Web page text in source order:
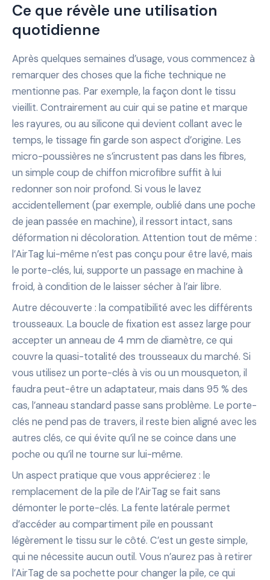
Ce que révèle une utilisation
quotidienne
Après quelques semaines d’usage, vous commencez à
remarquer des choses que la fiche technique ne
mentionne pas. Par exemple, la façon dont le tissu
vieillit. Contrairement au cuir qui se patine et marque
les rayures, ou au silicone qui devient collant avec le
temps, le tissage fin garde son aspect d’origine. Les
micro-poussières ne s’incrustent pas dans les fibres,
un simple coup de chiffon microfibre suffit à lui
redonner son noir profond. Si vous le lavez
accidentellement (par exemple, oublié dans une poche
de jean passée en machine), il ressort intact, sans
déformation ni décoloration. Attention tout de même :
l’AirTag lui-même n’est pas conçu pour être lavé, mais
le porte-clés, lui, supporte un passage en machine à
froid, à condition de le laisser sécher à l’air libre.
Autre découverte : la compatibilité avec les différents
trousseaux. La boucle de fixation est assez large pour
accepter un anneau de 4 mm de diamètre, ce qui
couvre la quasi-totalité des trousseaux du marché. Si
vous utilisez un porte-clés à vis ou un mousqueton, il
faudra peut-être un adaptateur, mais dans 95 % des
cas, l’anneau standard passe sans problème. Le porte-
clés ne pend pas de travers, il reste bien aligné avec les
autres clés, ce qui évite qu’il ne se coince dans une
poche ou qu’il ne tourne sur lui-même.
Un aspect pratique que vous apprécierez : le
remplacement de la pile de l’AirTag se fait sans
démonter le porte-clés. La fente latérale permet
d’accéder au compartiment pile en poussant
légèrement le tissu sur le côté. C’est un geste simple,
qui ne nécessite aucun outil. Vous n’aurez pas à retirer
l’AirTag de sa pochette pour changer la pile, ce qui